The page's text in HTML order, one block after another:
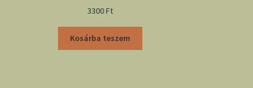
3300Ft
Kosárba teszem